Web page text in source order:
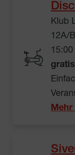
Klub
12A/
15:00
gratis
Mehr